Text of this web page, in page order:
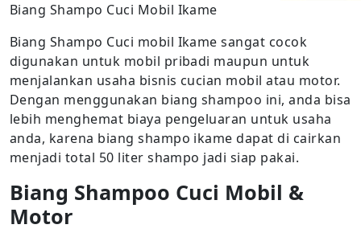
Biang Shampo Cuci Mobil Ikame
Biang Shampo Cuci mobil Ikame sangat cocok
digunakan untuk mobil pribadi maupun untuk
menjalankan usaha bisnis cucian mobil atau motor.
Dengan menggunakan biang shampoo ini, anda bisa
lebih menghemat biaya pengeluaran untuk usaha
anda, karena biang shampo ikame dapat di cairkan
menjadi total 50 liter shampo jadi siap pakai.
Biang Shampoo Cuci Mobil &
Motor